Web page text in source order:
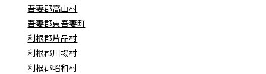
吾妻郡高山村
吾妻郡東吾妻町
利根郡片品村
利根郡川場村
利根郡昭和村